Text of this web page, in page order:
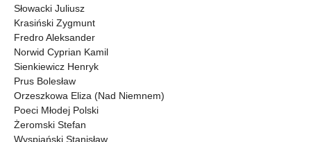
Słowacki Juliusz
Krasiński Zygmunt
Fredro Aleksander
Norwid Cyprian Kamil
Sienkiewicz Henryk
Prus Bolesław
Orzeszkowa Eliza (Nad Niemnem)
Poeci Młodej Polski
Żeromski Stefan
Wyspiański Stanisław